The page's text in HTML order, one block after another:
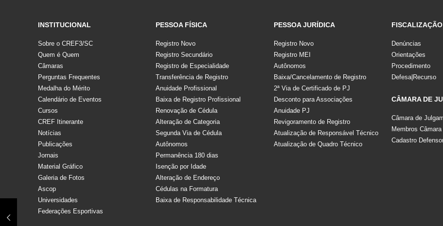
INSTITUCIONAL
Sobre o CREF3/SC
Quem é Quem
Câmaras
Perguntas Frequentes
Medalha do Mérito
Calendário de Eventos
Cursos
CREF Itinerante
Notícias
Publicações
Jornais
Material Gráfico
Galeria de Fotos
Ascop
Universidades
Federações Esportivas
PESSOA FÍSICA
Registro Novo
Registro Secundário
Registro de Especialidade
Transferência de Registro
Anuidade Profissional
Baixa de Registro Profissional
Renovação de Cédula
Alteração de Categoria
Segunda Via de Cédula
Autônomos
Permanência 180 dias
Isenção por Idade
Alteração de Endereço
Cédulas na Formatura
Baixa de Responsabilidade Técnica
PESSOA JURÍDICA
Registro Novo
Registro MEI
Autônomos
Baixa/Cancelamento de Registro
2ª Via de Certificado de PJ
Desconto para Associações
Anuidade PJ
Revigoramento de Registro
Atualização de Responsável Técnico
Atualização de Quadro Técnico
FISCALIZAÇÃO
Denúncias
Orientações
Procedimento
Defesa|Recurso
CÂMARA DE
Câmara de
Membros
Cadastro